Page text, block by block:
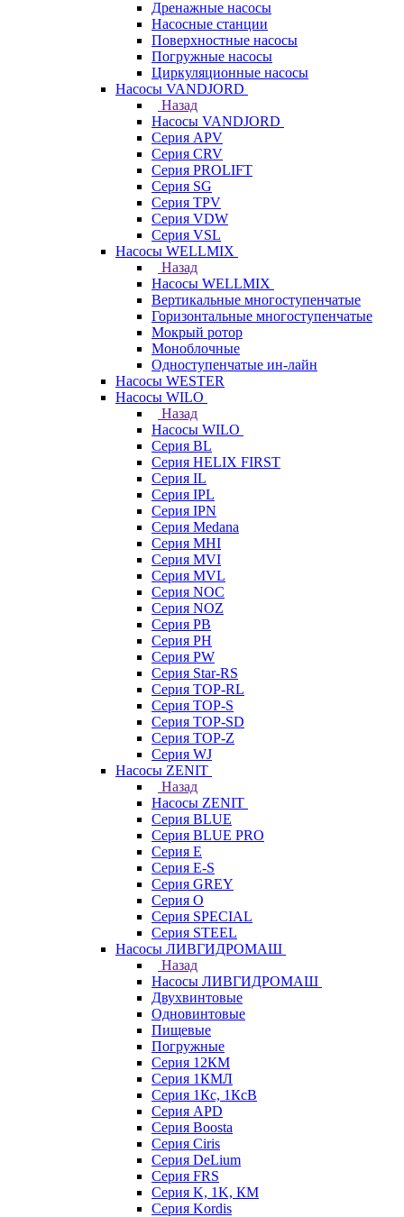
Дренажные насосы
Насосные станции
Поверхностные насосы
Погружные насосы
Циркуляционные насосы
Насосы VANDJORD
Назад
Насосы VANDJORD
Серия APV
Серия CRV
Серия PROLIFT
Серия SG
Серия TPV
Серия VDW
Серия VSL
Насосы WELLMIX
Назад
Насосы WELLMIX
Вертикальные многоступенчатые
Горизонтальные многоступенчатые
Мокрый ротор
Моноблочные
Одноступенчатые ин-лайн
Насосы WESTER
Насосы WILO
Назад
Насосы WILO
Серия BL
Серия HELIX FIRST
Серия IL
Серия IPL
Серия IPN
Серия Medana
Серия MHI
Серия MVI
Серия MVL
Серия NOC
Серия NOZ
Серия PB
Серия PH
Серия PW
Серия Star-RS
Серия TOP-RL
Серия TOP-S
Серия TOP-SD
Серия TOP-Z
Серия WJ
Насосы ZENIT
Назад
Насосы ZENIT
Серия BLUE
Серия BLUE PRO
Серия E
Серия E-S
Серия GREY
Серия O
Серия SPECIAL
Серия STEEL
Насосы ЛИВГИДРОМАШ
Назад
Насосы ЛИВГИДРОМАШ
Двухвинтовые
Одновинтовые
Пищевые
Погружные
Серия 12КМ
Серия 1КМЛ
Серия 1Кс, 1КсВ
Серия APD
Серия Boosta
Серия Ciris
Серия DeLium
Серия FRS
Серия K, 1K, КМ
Серия Kordis